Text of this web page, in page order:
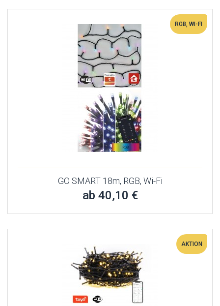
RGB, WI-FI
GO SMART 18m, RGB, Wi-Fi
ab 40,10 €
AKTION